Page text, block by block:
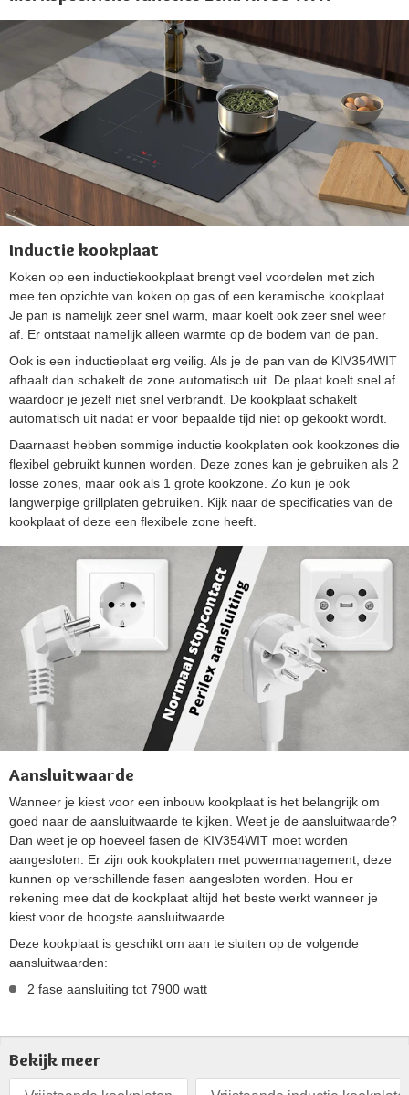
Inductie kookplaat
Koken op een inductiekookplaat brengt veel voordelen met zich
mee ten opzichte van koken op gas of een keramische kookplaat.
Je pan is namelijk zeer snel warm, maar koelt ook zeer snel weer
af. Er ontstaat namelijk alleen warmte op de bodem van de pan.
Ook is een inductieplaat erg veilig. Als je de pan van de KIV354WIT
afhaalt dan schakelt de zone automatisch uit. De plaat koelt snel af
waardoor je jezelf niet snel verbrandt. De kookplaat schakelt
automatisch uit nadat er voor bepaalde tijd niet op gekookt wordt.
Daarnaast hebben sommige inductie kookplaten ook kookzones die
flexibel gebruikt kunnen worden. Deze zones kan je gebruiken als 2
losse zones, maar ook als 1 grote kookzone. Zo kun je ook
langwerpige grillplaten gebruiken. Kijk naar de specificaties van de
kookplaat of deze een flexibele zone heeft.
Aansluitwaarde
Wanneer je kiest voor een inbouw kookplaat is het belangrijk om
goed naar de aansluitwaarde te kijken. Weet je de aansluitwaarde?
Dan weet je op hoeveel fasen de KIV354WIT moet worden
aangesloten. Er zijn ook kookplaten met powermanagement, deze
kunnen op verschillende fasen aangesloten worden. Hou er
rekening mee dat de kookplaat altijd het beste werkt wanneer je
kiest voor de hoogste aansluitwaarde.
Deze kookplaat is geschikt om aan te sluiten op de volgende
aansluitwaarden:
2 fase aansluiting tot 7900 watt
Bekijk meer